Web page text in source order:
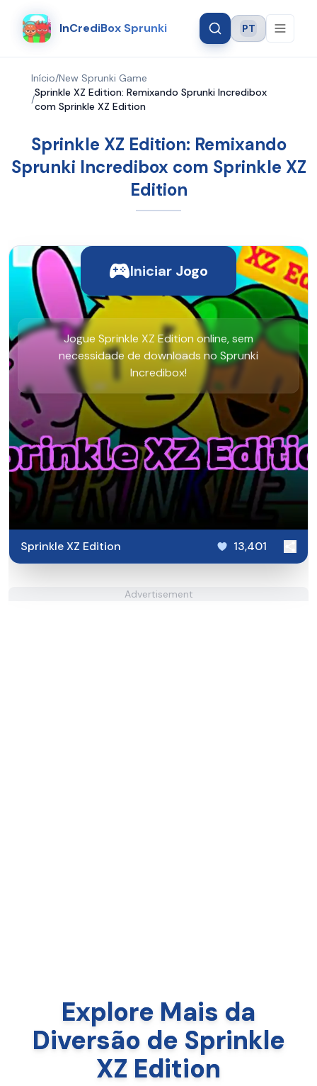
InCrediBox Sprunki Language
PT
Início/New Sprunki Game
/
Sprinkle XZ Edition: Remixando Sprunki Incredibox
com Sprinkle XZ Edition
Sprinkle XZ Edition: Remixando
Sprunki Incredibox com Sprinkle XZ
Edition
Iniciar Jogo
Jogue Sprinkle XZ Edition online, sem
necessidade de downloads no Sprunki
Incredibox!
Sprinkle XZ Edition 13,401
Advertisement
Explore Mais da
Diversão de Sprinkle
XZ Edition